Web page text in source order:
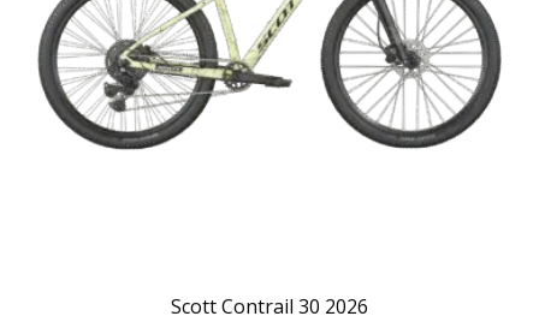
Scott Contrail 30 2026